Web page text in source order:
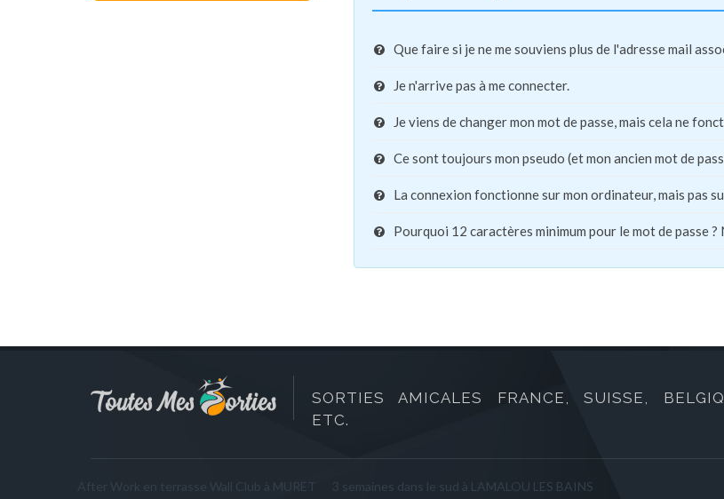
Que faire si je ne me souviens plus de l'adresse mail
Je n'arrive pas à me connecter.
Je viens de changer mon mot de passe, mais cela ne
Ce sont toujours mon pseudo (et mon ancien mot de
La connexion fonctionne sur mon ordinateur, mais pas
Pourquoi 12 caractères minimum pour le mot de passe ?
SORTIES AMICALES FRANCE, SUISSE,
ETC.
After Work en terrasse Wall Club à MURET
3 semaines dans le sud à LAMALOU LES BAINS